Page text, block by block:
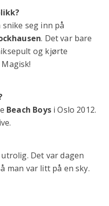
seg inn på
. Det var bare
og kjørte
Beach Boysi Oslo 2012.
Det var dagen
man var litt på en sky.